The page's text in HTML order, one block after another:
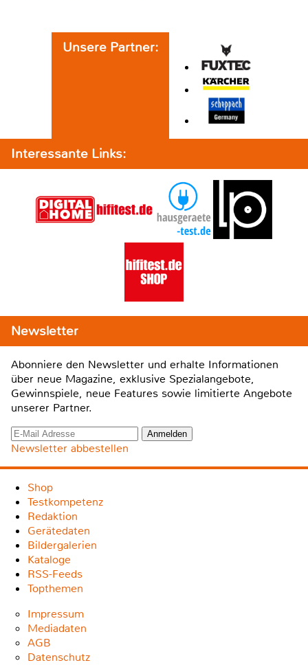
Unsere Partner:
Interessante Links:
Newsletter
Abonniere den Newsletter und erhalte Informationen
über neue Magazine, exklusive Spezialangebote,
Gewinnspiele, neue Features sowie limitierte Angebote
unserer Partner.
Newsletter abbestellen
Shop
Testkompetenz
Redaktion
Gerätedaten
Bildergalerien
Kataloge
RSS-Feeds
Topthemen
Impressum
Mediadaten
AGB
Datenschutz